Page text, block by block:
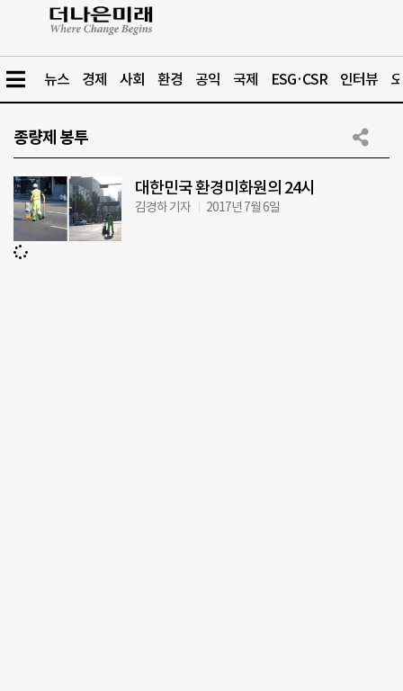
뉴스 경제 사회 환경 공익 국제 ESG·CSR 인터뷰
종량제 봉투
대한민국 환경미화원의 24시
김경하 기자 2017년 7월 6일